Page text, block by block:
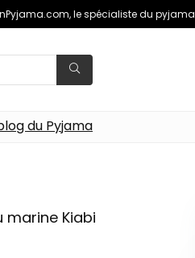
le spécialiste du pyjama
du Pyjama
marine Kiabi